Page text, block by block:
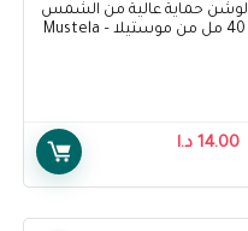
لوشن حماية عالية من الشمس
40 مل من موستيلا – Mustela
14.00 د.ا